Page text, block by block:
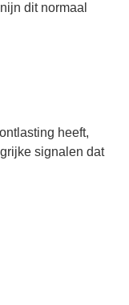
dit normaal
heeft,
signalen dat